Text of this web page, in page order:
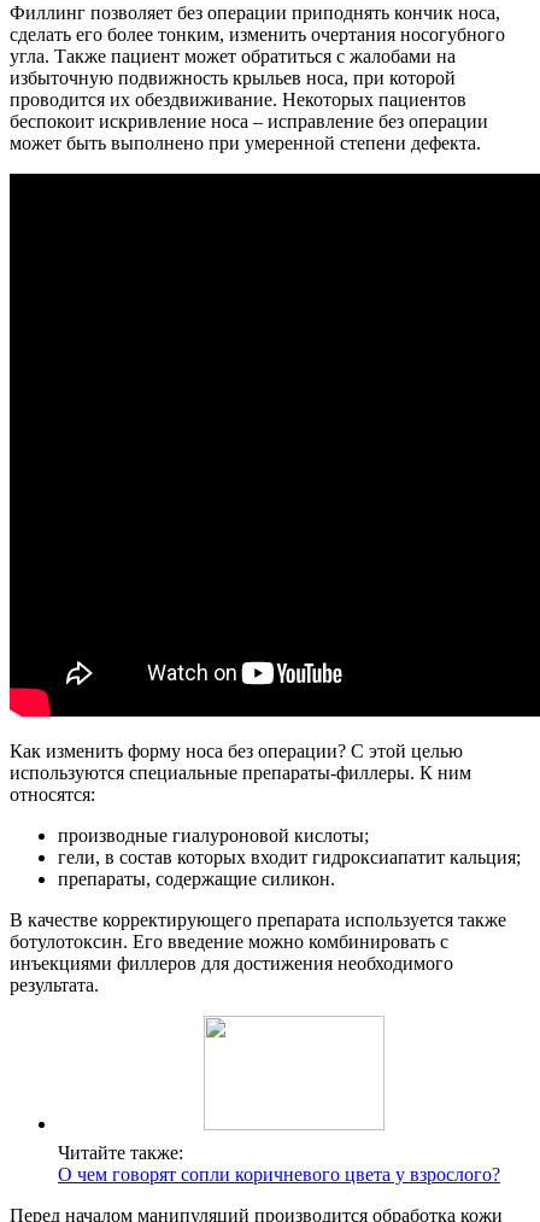
Филлинг позволяет без операции приподнять кончик носа,
сделать его более тонким, изменить очертания носогубного
угла. Также пациент может обратиться с жалобами на
избыточную подвижность крыльев носа, при которой
проводится их обездвиживание. Некоторых пациентов
беспокоит искривление носа – исправление без операции
может быть выполнено при умеренной степени дефекта.
Как изменить форму носа без операции? С этой целью
используются специальные препараты-филлеры. К ним
относятся:
производные гиалуроновой кислоты;
гели, в состав которых входит гидроксиапатит кальция;
препараты, содержащие силикон.
В качестве корректирующего препарата используется также
ботулотоксин. Его введение можно комбинировать с
инъекциями филлеров для достижения необходимого
результата.
Читайте также:
О чем говорят сопли коричневого цвета у взрослого?
Перед началом манипуляций производится обработка кожи